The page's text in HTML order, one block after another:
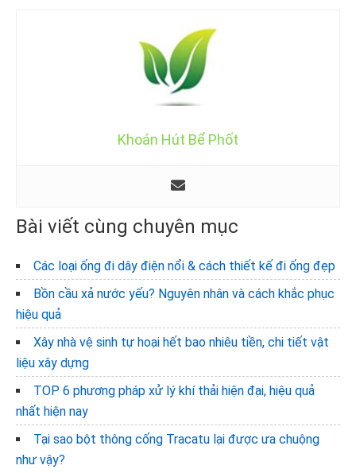
Khoán Hút Bể Phốt
Bài viết cùng chuyên mục
Các loại ống đi dây điện nổi & cách thiết kế đi ống đẹp
Bồn cầu xả nước yếu? Nguyên nhân và cách khắc phục
hiệu quả
Xây nhà vệ sinh tự hoại hết bao nhiêu tiền, chi tiết vật
liệu xây dựng
TOP 6 phương pháp xử lý khí thải hiện đại, hiệu quả
nhất hiện nay
Tại sao bột thông cống Tracatu lại được ưa chuộng
như vậy?